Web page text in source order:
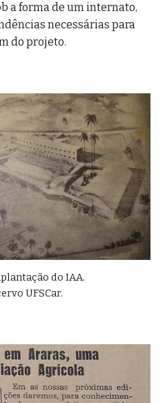
a forma de um internato,
necessárias para
do projeto.
do IAA.
UFSCar.